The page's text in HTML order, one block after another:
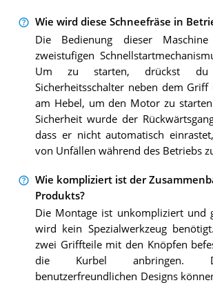
Wie wird diese Schneefräse in
Die Bedienung dieser
zweistufigen
Um zu starten, drückst du
Sicherheitsschalter neben dem
am Hebel, um den Motor zu
Sicherheit wurde der
dass er nicht automatisch
von Unfällen während des Betriebs
Wie kompliziert ist der
Produkts?
Die Montage ist unkompliziert und
wird kein Spezialwerkzeug
zwei Griffteile mit den Knöpfen
die Kurbel anbringen.
benutzerfreundlichen Designs